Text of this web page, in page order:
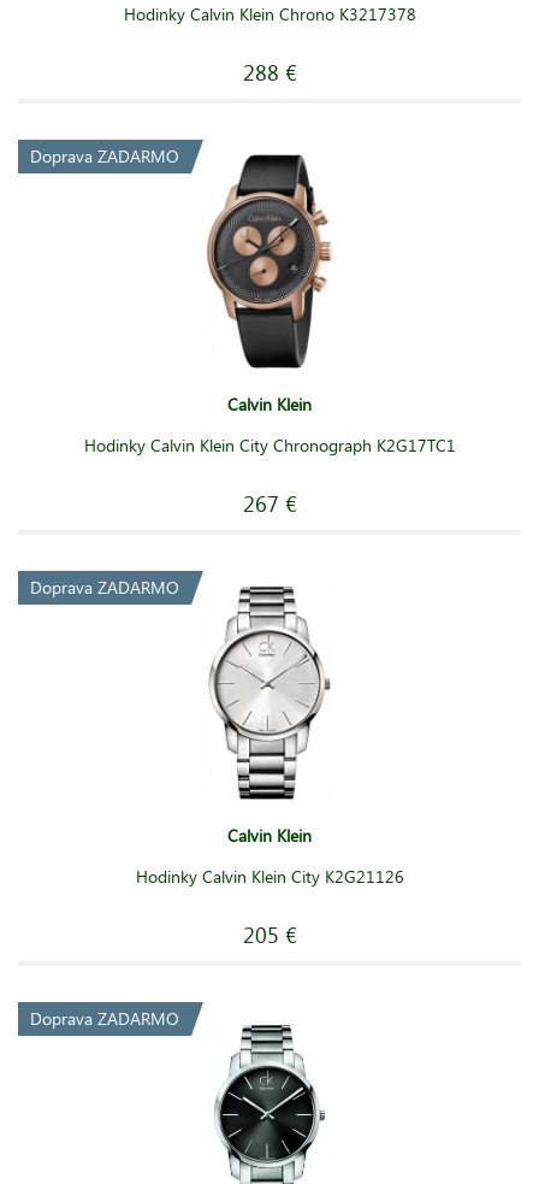
Hodinky Calvin Klein Chrono K3217378
288 €
Doprava ZADARMO
Calvin Klein
Hodinky Calvin Klein City Chronograph K2G17TC1
267 €
Doprava ZADARMO
Calvin Klein
Hodinky Calvin Klein City K2G21126
205 €
Doprava ZADARMO